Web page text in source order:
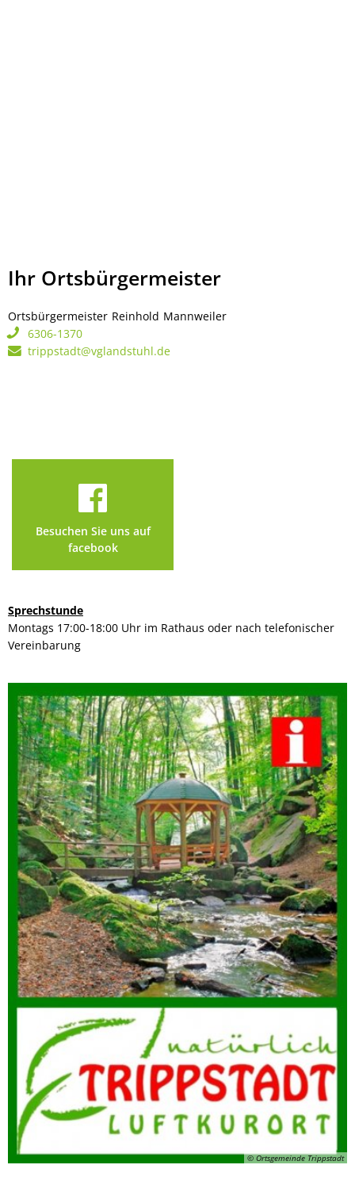
Ihr Ortsbürgermeister
Ortsbürgermeister Reinhold Mannweiler
6306-1370
trippstadt@vglandstuhl.de
Besuchen Sie uns auf
facebook
Sprechstunde
Montags 17:00-18:00 Uhr im Rathaus oder nach telefonischer
Vereinbarung
© Ortsgemeinde Trippstadt